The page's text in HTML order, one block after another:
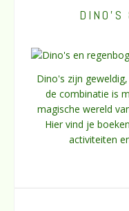
DINO’S
Dino's zijn
de combinatie is
magische wereld
Hier vind je
activiteiten